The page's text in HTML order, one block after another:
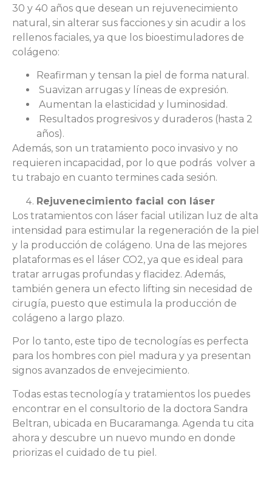
30 y 40 años que desean un rejuvenecimiento
natural, sin alterar sus facciones y sin acudir a los
rellenos faciales, ya que los bioestimuladores de
colágeno:
Reafirman y tensan la piel de forma natural.
Suavizan arrugas y líneas de expresión.
Aumentan la elasticidad y luminosidad.
Resultados progresivos y duraderos (hasta 2
años).
Además, son un tratamiento poco invasivo y no
requieren incapacidad, por lo que podrás volver a
tu trabajo en cuanto termines cada sesión.
Rejuvenecimiento facial con láser
Los tratamientos con láser facial utilizan luz de alta
intensidad para estimular la regeneración de la piel
y la producción de colágeno. Una de las mejores
plataformas es el láser CO2, ya que es ideal para
tratar arrugas profundas y flacidez. Además,
también genera un efecto lifting sin necesidad de
cirugía, puesto que estimula la producción de
colágeno a largo plazo.
Por lo tanto, este tipo de tecnologías es perfecta
para los hombres con piel madura y ya presentan
signos avanzados de envejecimiento.
Todas estas tecnología y tratamientos los puedes
encontrar en el consultorio de la doctora Sandra
Beltran, ubicada en Bucaramanga. Agenda tu cita
ahora y descubre un nuevo mundo en donde
priorizas el cuidado de tu piel.